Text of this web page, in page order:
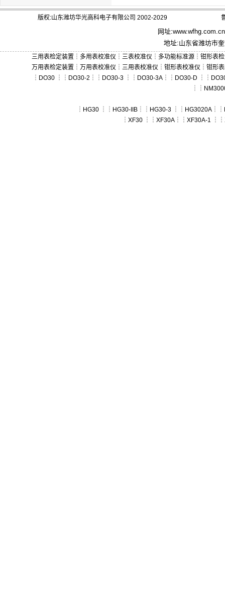
版权:山东潍坊华光高科电子有限公司 2002-2029
网址:www.wfhg.com.cn
地址:山东省潍坊市
三用表检定装置 ┆ 多用表校准仪 ┆ 三表校准仪 ┆ 多功能标准源 ┆ 钳形表
万用表检定装置 ┆ 万用表校准仪 ┆ 三用表校准仪 ┆ 钳形表校准仪 ┆ 钳形
┆ DO30 ┆┆ DO30-2 ┆┆ DO30-3 ┆┆ DO30-3A ┆┆ DO30-D ┆┆
┆┆
┆ HG30 ┆┆ HG30-IIB ┆┆ HG30-3 ┆┆ HG3020A ┆┆
┆ XF30 ┆┆ XF30A ┆┆ XF30A-1 ┆┆